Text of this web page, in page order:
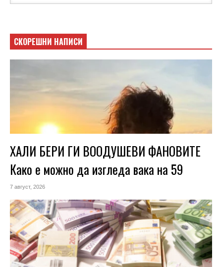
СКОРЕШНИ НАПИСИ
ХАЛИ БЕРИ ГИ ВООДУШЕВИ ФАНОВИТЕ
Како е можно да изгледа вака на 59
7 август, 2026